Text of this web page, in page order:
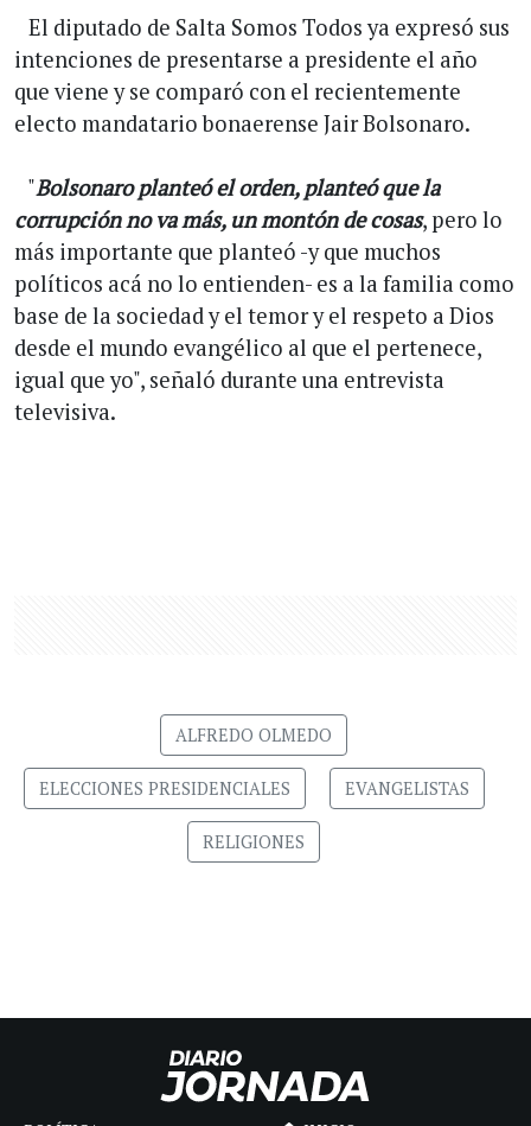
El diputado de Salta Somos Todos ya expresó sus
intenciones de presentarse a presidente el año
que viene y se comparó con el recientemente
electo mandatario bonaerense Jair Bolsonaro.
"Bolsonaro planteó el orden, planteó que la
corrupción no va más, un montón de cosas, pero lo
más importante que planteó -y que muchos
políticos acá no lo entienden- es a la familia como
base de la sociedad y el temor y el respeto a Dios
desde el mundo evangélico al que el pertenece,
igual que yo", señaló durante una entrevista
televisiva.
ALFREDO OLMEDO
ELECCIONES PRESIDENCIALES EVANGELISTAS
RELIGIONES